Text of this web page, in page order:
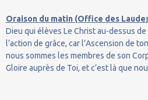
Oraison du matin (Office des
Dieu qui élèves Le Christ au-dessus
l’action de grâce, car l’Ascension de
nous sommes les membres de son
Gloire auprès de Toi, et c’est là que